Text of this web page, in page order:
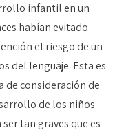
infantil en un
habían evitado
el riesgo de un
del lenguaje. Esta es
consideración de
de los niños
tan graves que es